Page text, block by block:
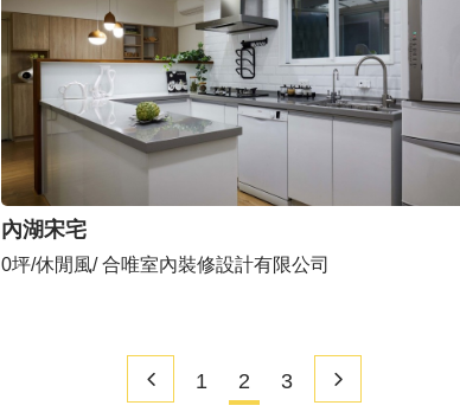
內湖宋宅
0坪/休閒風/ 合唯室內裝修設計有限公司
1 2 3